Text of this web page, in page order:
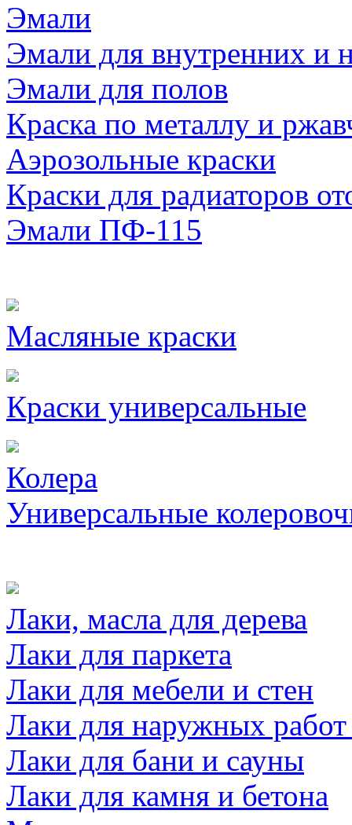
Эмали
Эмали для внутренних и
Эмали для полов
Краска по металлу и
Аэрозольные краски
Краски для радиаторов
Эмали ПФ-115
Масляные краски
Краски универсальные
Колера
Универсальные
Лаки, масла для дерева
Лаки для паркета
Лаки для мебели и стен
Лаки для наружных
Лаки для бани и сауны
Лаки для камня и бетона